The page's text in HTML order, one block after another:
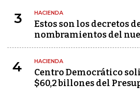
3 HACIENDA
Estos son los decretos
nombramientos del
4 HACIENDA
Centro Democrático
$60,2 billones del